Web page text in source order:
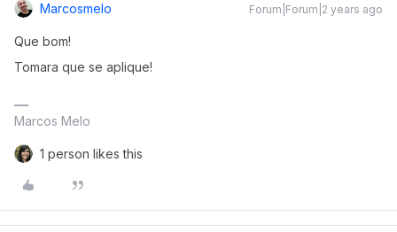
Marcosmelo Forum|Forum|2 years ago
Que bom!
Tomara que se aplique!
Marcos Melo
1 person likes this